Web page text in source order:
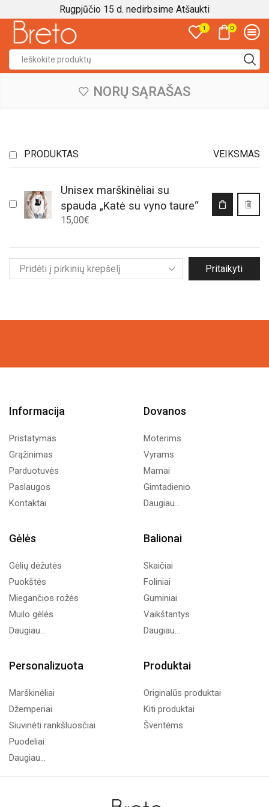
Rugpjūčio 15 d. nedirbsime Atšaukti
1 0
NORŲ SĄRAŠAS
PRODUKTAS VEIKSMAS
Unisex marškinėliai su
spauda „Katė su vyno taure“
15,00€
This
product
variants.
The
options
chosen
page
Pritaikyti
Informacija
Pristatymas
Grąžinimas
Parduotuvės
Paslaugos
Kontaktai
Dovanos
Moterims
Vyrams
Mamai
Gimtadienio
Daugiau...
Gėlės
Gėlių dėžutės
Puokštės
Miegančios rožės
Muilo gėlės
Daugiau...
Balionai
Skaičiai
Foliniai
Guminiai
Vaikštantys
Daugiau...
Personalizuota
Marškinėliai
Džemperiai
Siuvinėti rankšluosčiai
Puodeliai
Daugiau...
Produktai
Originalūs produktai
Kiti produktai
Šventėms